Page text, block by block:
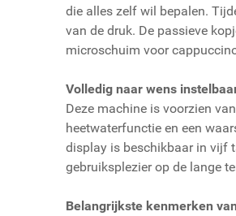
die alles zelf wil bepalen.
van de druk. De passieve
microschuim voor
Volledig naar wens
Deze machine is voorzien
heetwaterfunctie en een
display is beschikbaar in vijf
gebruiksplezier op de lange
Belangrijkste kenmerken